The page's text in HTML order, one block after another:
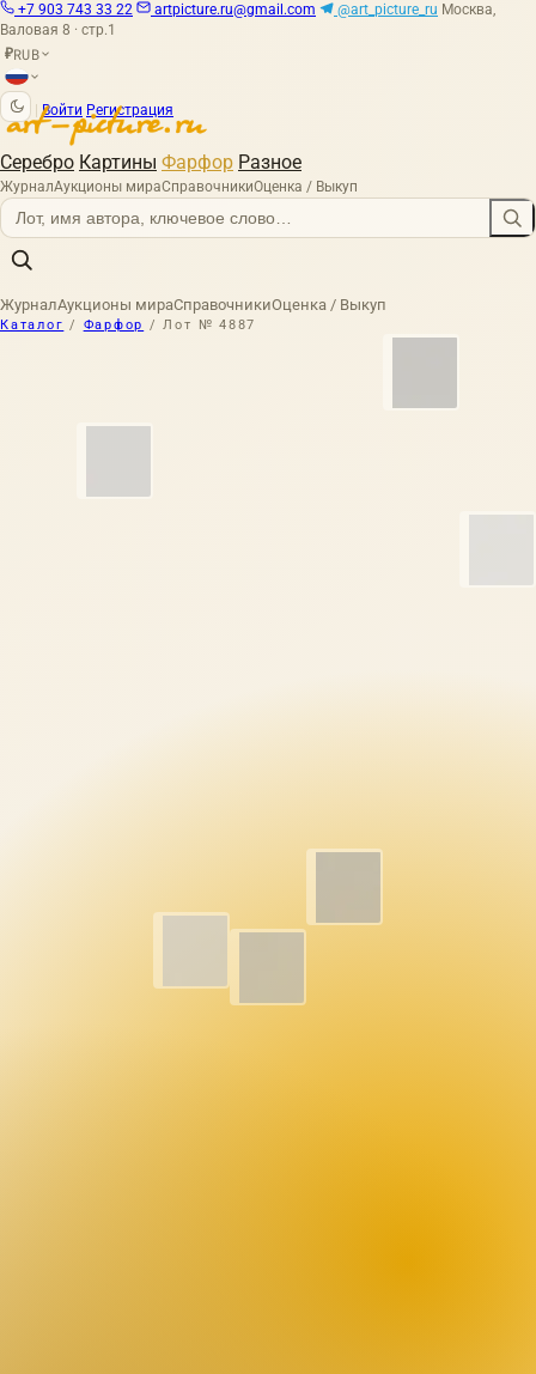
+7 903 743 33 22 artpicture.ru@gmail.com @art_picture_ru Москва,
Валовая 8 · стр.1
₽RUB
Войти Регистрация
Серебро Картины Фарфор Разное
ЖурналАукционы мираСправочникиОценка / Выкуп
ЖурналАукционы мираСправочникиОценка / Выкуп
Каталог / Фарфор / Лот № 4887